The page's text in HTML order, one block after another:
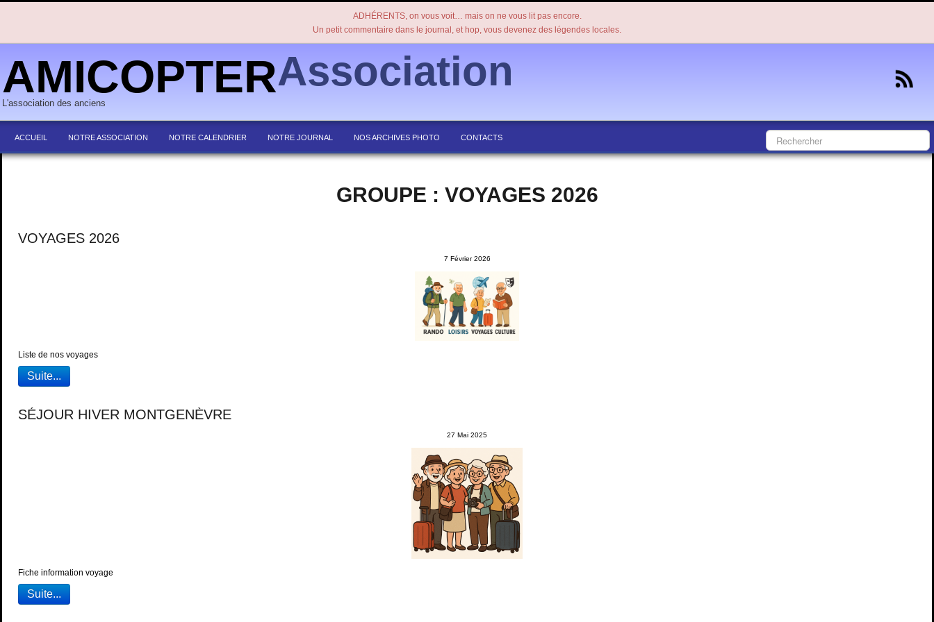
ADHÉRENTS, on vous voit… mais on ne vous lit pas encore.
Un petit commentaire dans le journal, et hop, vous devenez des légendes locales.
AMICOPTERAssociation
L'association des anciens
ACCUEIL NOTRE ASSOCIATION NOTRE CALENDRIER NOTRE JOURNAL NOS ARCHIVES PHOTO CONTACTS
GROUPE : VOYAGES 2026
VOYAGES 2026
7 Février 2026
Liste de nos voyages
Suite...
SÉJOUR HIVER MONTGENÈVRE
27 Mai 2025
Fiche information voyage
Suite...